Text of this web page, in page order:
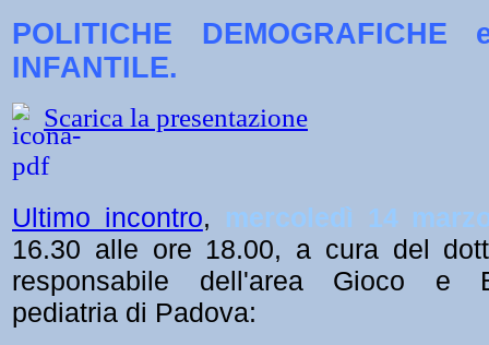
POLITICHE DEMOGRAFICHE
INFANTILE.
Scarica la presentazione
Ultimo incontro, mercoledì 14
16.30 alle ore 18.00, a cura del
responsabile dell'area Gioco e
pediatria di Padova: